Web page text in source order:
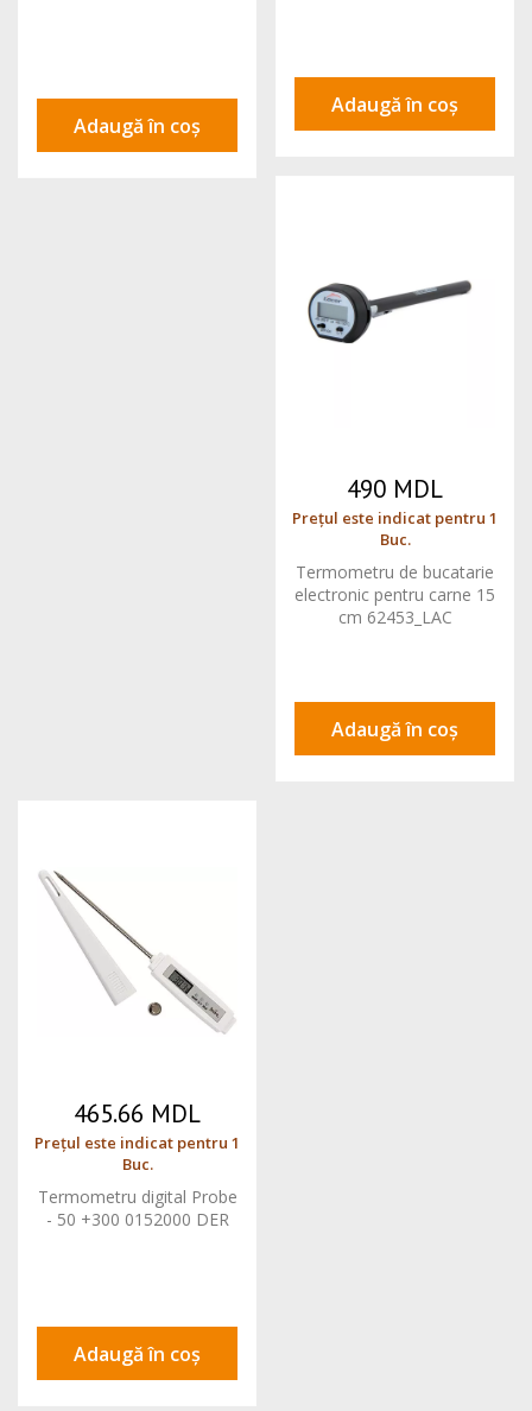
Adaugă în coș
Adaugă în coș
490 MDL
Prețul este indicat pentru 1
Buc.
Termometru de bucatarie
electronic pentru carne 15
cm 62453_LAC
Adaugă în coș
465.66 MDL
Prețul este indicat pentru 1
Buc.
Termometru digital Probe
- 50 +300 0152000 DER
Adaugă în coș